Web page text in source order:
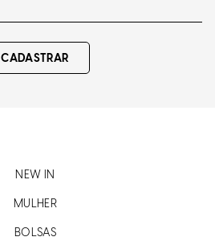
CADASTRAR
NEW IN
MULHER
BOLSAS